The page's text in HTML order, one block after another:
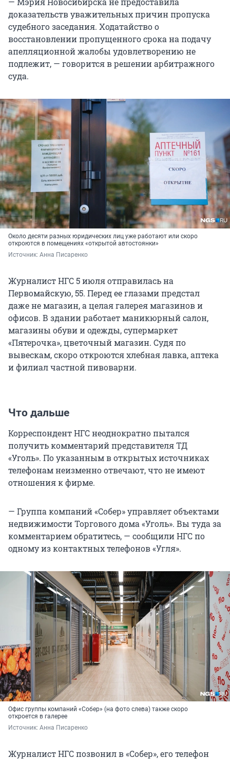
доказательств уважительных причин пропуска
судебного заседания. Ходатайство о
восстановлении пропущенного срока на подачу
апелляционной жалобы удовлетворению не
подлежит, — говорится в решении арбитражного
суда.
Около десяти разных юридических лиц уже работают или скоро
откроются в помещениях «открытой автостоянки»
Источник: Анна Писаренко
Журналист НГС 5 июля отправилась на
Первомайскую, 55. Перед ее глазами предстал
даже не магазин, а целая галерея магазинов и
офисов. В здании работает маникюрный салон,
магазины обуви и одежды, супермаркет
«Пятерочка», цветочный магазин. Судя по
вывескам, скоро откроются хлебная лавка, аптека
и филиал частной пивоварни.
Что дальше
Корреспондент НГС неоднократно пытался
получить комментарий представителя ТД
«Уголь». По указанным в открытых источниках
телефонам неизменно отвечают, что не имеют
отношения к фирме.
— Группа компаний «Собер» управляет объектами
недвижимости Торгового дома «Уголь». Вы туда за
комментарием обратитесь, — сообщили НГС по
одному из контактных телефонов «Угля».
Офис группы компаний «Собер» (на фото слева) также скоро
откроется в галерее
Источник: Анна Писаренко
Журналист НГС позвонил в «Собер», его телефон